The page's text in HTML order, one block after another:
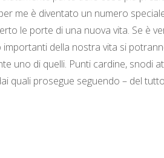
me è diventato un numero
le porte di una nuova vita. Se è
della nostra vita si
uno di quelli. Punti cardine, snodi
quali prosegue seguendo – del